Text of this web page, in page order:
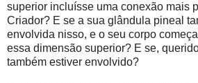
superior incluísse uma conexão mais
Criador? E se a sua glândula pineal
envolvida nisso, e o seu corpo
essa dimensão superior? E se,
também estiver envolvido?